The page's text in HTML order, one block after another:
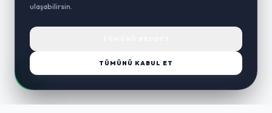
ulaşabilirsin.
TÜMÜNÜ KABUL ET